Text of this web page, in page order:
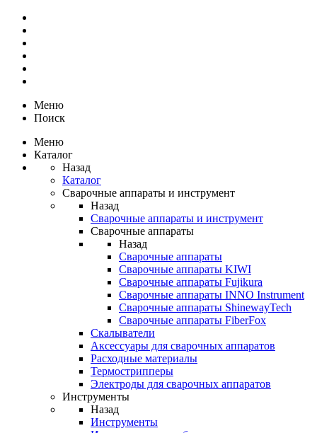
Меню
Поиск
Меню
Каталог
Назад
Каталог
Сварочные аппараты и инструмент
Назад
Сварочные аппараты и инструмент
Сварочные аппараты
Назад
Сварочные аппараты
Сварочные аппараты KIWI
Сварочные аппараты Fujikura
Сварочные аппараты INNO Instrument
Сварочные аппараты ShinewayTech
Cварочные аппараты FiberFox
Скалыватели
Аксессуары для сварочных аппаратов
Расходные материалы
Термострипперы
Электроды для сварочных аппаратов
Инструменты
Назад
Инструменты